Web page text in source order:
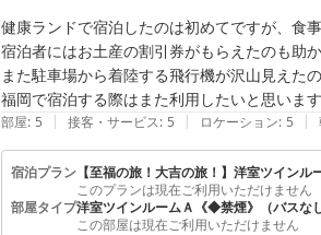
健康ランドで宿泊したのは初めてですが、食
宿泊者にはお土産の割引券がもらえたのも助か
また駐車場から着陸する飛行機が沢山見えた
部屋: 5 | 接客・サービス: 5 | ロケーション: 5 |
宿泊プラン 【至福の旅！大吉の旅！】洋室ツイン
このプランは現在ご利用いただけません
部屋タイプ洋室ツインルームＡ《◆禁煙》（バスな
この部屋は現在ご利用いただけません